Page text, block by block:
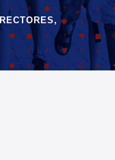
RECTORES,